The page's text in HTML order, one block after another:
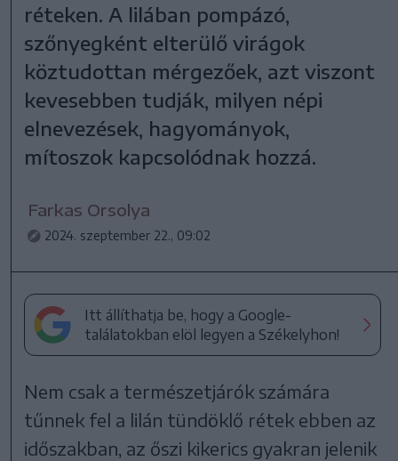
réteken. A lilában pompázó,
szőnyegként elterülő virágok
köztudottan mérgezőek, azt viszont
kevesebben tudják, milyen népi
elnevezések, hagyományok,
mítoszok kapcsolódnak hozzá.
Farkas Orsolya
2024. szeptember 22., 09:02
Itt állíthatja be, hogy a Google-
találatokban elöl legyen a Székelyhon!
Nem csak a természetjárók számára
tűnnek fel a lilán tündöklő rétek ebben az
időszakban, az őszi kikerics gyakran jelenik